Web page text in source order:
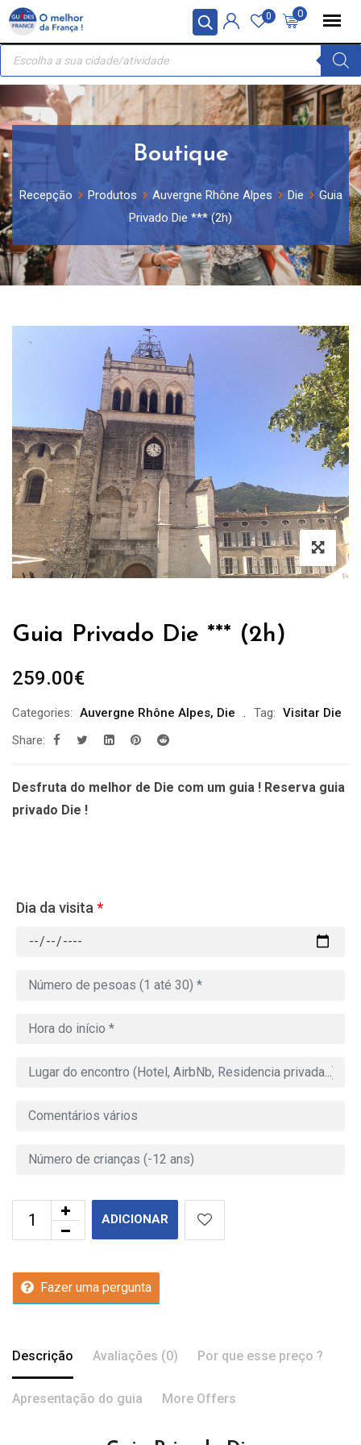
Painel de Gerenciamento de Cookies
Skip
content
0
0
Recherche
produits
Boutique
Recepção Produtos Auvergne Rhône Alpes Die
Guia
Privado Die *** (2h)
Guia Privado Die *** (2h)
259.00€
Categories: Auvergne Rhône Alpes, Die Tag: Visitar Die
Share:
Desfruta do melhor de Die com um guia ! Reserva guia
privado Die !
Dia da visita *
ADICIONAR
Fazer uma pergunta
Descrição Avaliações (0) Por que esse preço ?
Apresentação do guia More Offers